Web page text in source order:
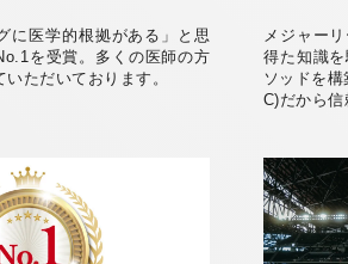
に医学的根拠がある」と思
を受賞。多くの医師の方
ただいております。
メジャー
得た知識
ソッドを
C)だから